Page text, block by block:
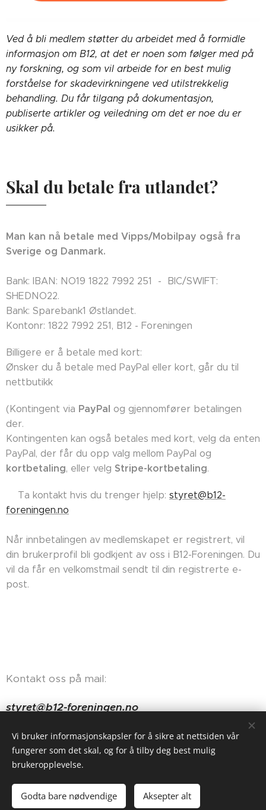
Ved å bli medlem støtter du arbeidet med å formidle
informasjon om B12, at det er noen som følger med på
ny forskning, og som vil arbeide for en best mulig
forståelse for skadevirkningene ved utilstrekkelig
behandling. Du får tilgang på dokumentasjon,
publiserte artikler og veiledning om det er noe du er
usikker på.
Skal du betale fra utlandet?
Man kan nå betale med Vipps/Mobilpay også fra
Sverige og Danmark.
Bank: IBAN: NO19 1822 7992 251 - BIC/SWIFT:
SHEDNO22.
Bank: Sparebank1 Østlandet.
Kontonr: 1822 7992 251, B12 - Foreningen
Billigere er å betale med kort:
Ønsker du å betale med PayPal eller kort, går du til
nettbutikk
(Kontingent via PayPal og gjennomfører betalingen
der.
Kontingenten kan også betales med kort, velg da enten
PayPal, der får du opp valg mellom PayPal og
kortbetaling, eller velg Stripe-kortbetaling.
👉🏼Ta kontakt hvis du trenger hjelp: styret@b12-
foreningen.no
Når innbetalingen av medlemskapet er registrert, vil
din brukerprofil bli godkjent av oss i B12-Foreningen. Du
vil da får en velkomstmail sendt til din registrerte e-
post.
Kontakt oss på mail:
styret@b12-foreningen.no
Haugerudveien 84, 0674 Oslo
Vi bruker informasjonskapsler for å sikre at nettsiden vår
fungerer som det skal, og for å tilby deg best mulig
brukeropplevelse.
Godta bare nødvendige Aksepter alt